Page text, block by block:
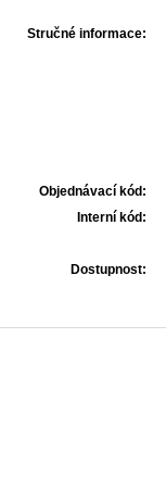
Stručné informace:
Objednávací kód:
Interní kód:
Dostupnost: